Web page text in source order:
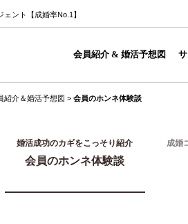
ント【成婚率No.1】
会員紹介 & 婚活予想図
紹介＆婚活予想図 > 会員のホンネ体験談
婚活成功のカギをこっそり紹介
会員のホンネ体験談
成婚